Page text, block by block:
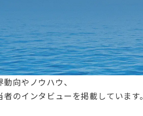
向やノウハウ、
のインタビューを掲載しています。